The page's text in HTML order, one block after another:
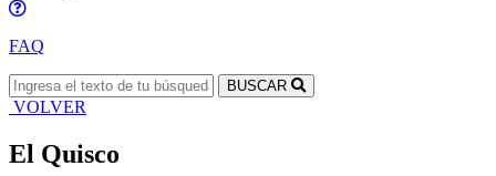
FAQ
BUSCAR
VOLVER
El Quisco